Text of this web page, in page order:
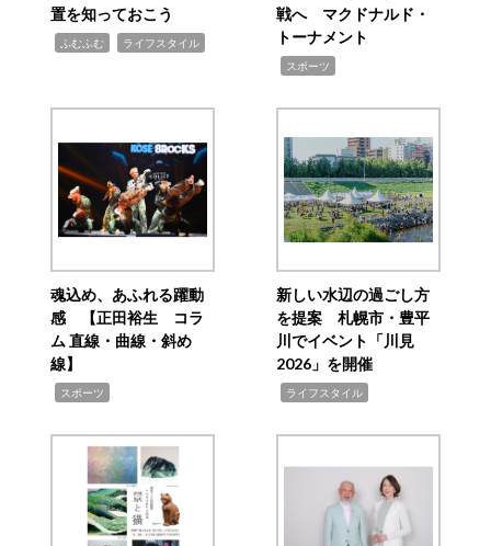
置を知っておこう
ふむふむ ライフスタイル
戦へ マクドナルド・
トーナメント
スポーツ
魂込め、あふれる躍動
感 【正田裕生 コラ
ム 直線・曲線・斜め
線】
スポーツ
新しい水辺の過ごし方
を提案 札幌市・豊平
川でイベント「川見
2026」を開催
ライフスタイル